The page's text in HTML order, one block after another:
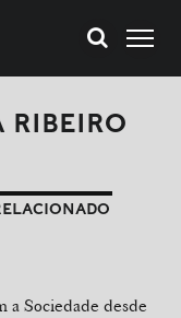
RIBEIRO
a Sociedade desde